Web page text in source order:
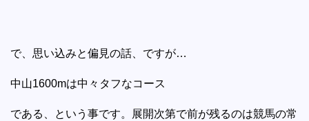
で、思い込みと偏見の話、ですが…
中山1600mは中々タフなコース
である、という事です。展開次第で前が残るのは競馬の常